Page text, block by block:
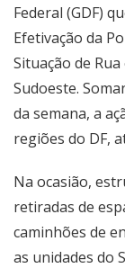
Federal (GDF)
Efetivação da
Situação de
Sudoeste.
da semana, a
regiões do DF,
Na ocasião,
retiradas de
caminhões de
as unidades do